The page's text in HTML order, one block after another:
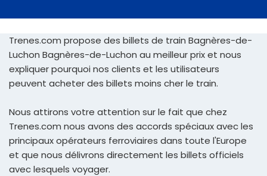
Trenes.com propose des billets de train Bagnères-de-
Luchon Bagnères-de-Luchon au meilleur prix et nous
expliquer pourquoi nos clients et les utilisateurs
peuvent acheter des billets moins cher le train.
Nous attirons votre attention sur le fait que chez
Trenes.com nous avons des accords spéciaux avec les
principaux opérateurs ferroviaires dans toute l'Europe
et que nous délivrons directement les billets officiels
avec lesquels voyager.